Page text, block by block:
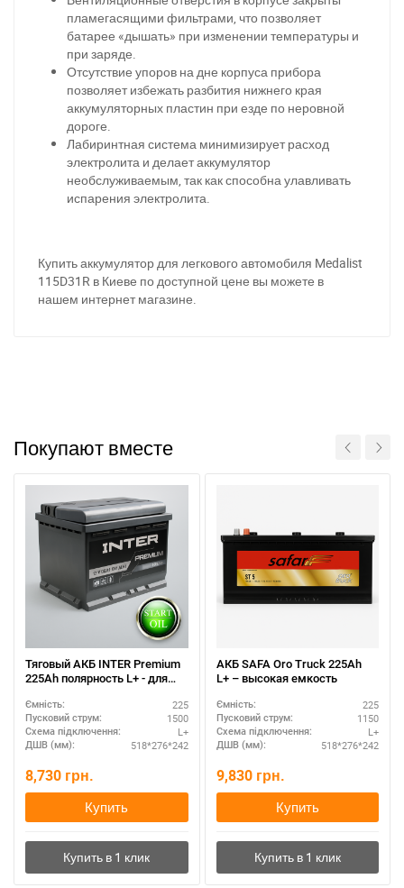
пламегасящими фильтрами, что позволяет
батарее «дышать» при изменении температуры и
при заряде.
Отсутствие упоров на дне корпуса прибора
позволяет избежать разбития нижнего края
аккумуляторных пластин при езде по неровной
дороге.
Лабиринтная система минимизирует расход
электролита и делает аккумулятор
необслуживаемым, так как способна улавливать
испарения электролита.
Купить аккумулятор для легкового автомобиля Medalist
115D31R в Киеве по доступной цене вы можете в
нашем интернет магазине.
Покупают вместе
Тяговый АКБ INTER Premium
225Ah полярность L+ - для
Ємність: 225
Пусковий струм: 1500
Схема підключення: L+
ДШВ (мм): 518*276*242
8,730 грн.
Купить
АКБ SAFA Oro Truck 225Ah
L+ – высокая емкость
Ємність: 225
Пусковий струм: 1150
Схема підключення: L+
ДШВ (мм): 518*276*242
9,830 грн.
Купить
(093) 600-51-11
Написати в Viber